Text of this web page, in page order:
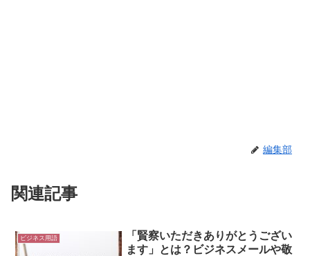
編集部
関連記事
ビジネス用語
「賢察いただきありがとうござい
ます」とは？ビジネスメールや敬